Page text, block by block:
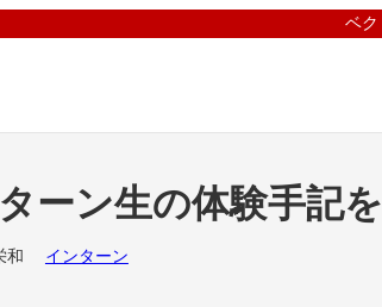
ベク
ーン生の体験手記
和 インターン